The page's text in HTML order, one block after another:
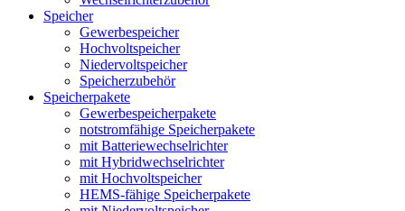
Speicher
Gewerbespeicher
Hochvoltspeicher
Niedervoltspeicher
Speicherzubehör
Speicherpakete
Gewerbespeicherpakete
notstromfähige Speicherpakete
mit Batteriewechselrichter
mit Hybridwechselrichter
mit Hochvoltspeicher
HEMS-fähige Speicherpakete